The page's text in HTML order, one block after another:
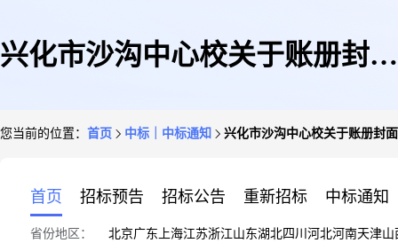
兴化市沙沟中心校关于账册封面
您当前的位置： 首页 中标｜中标通知 兴化市沙沟中心校关于账册封
首页 招标预告 招标公告 重新招标 中标通知
省份地区： 北京广东 上海江苏浙江山东湖北四川 河北河南天津山